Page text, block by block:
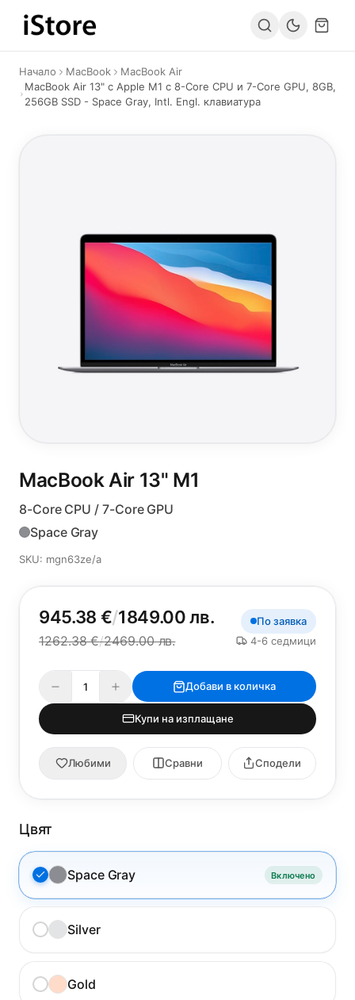
Към съдържанието
Начало MacBook
MacBook Air
MacBook Air 13" с Apple M1 с 8-Core CPU и 7-Core GPU, 8GB,
256GB SSD - Space Gray, Intl. Engl. клавиатура
MacBook Air 13" M1
8-Core CPU / 7-Core GPU
Space Gray
SKU: mgn63ze/a
945.38 €/1849.00 лв.
1262.38 €/2469.00 лв.
По заявка
4-6 седмици
Добави в количка
Купи на изплащане
Любими Сравни Сподели
Цвят
Space Gray Включено
Silver
Gold